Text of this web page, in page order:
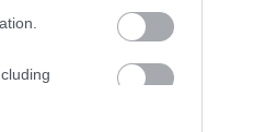
protection.